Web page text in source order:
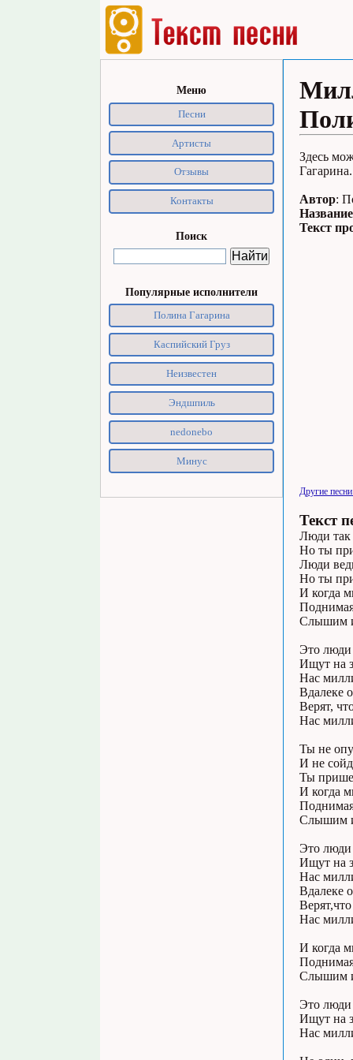
Меню
Песни
Артисты
Отзывы
Контакты
Поиск
Популярные исполнители
Полина Гагарина
Каспийский Груз
Неизвестен
Эндшпиль
nedonebo
Минус
Здесь
Автор:
Текст
Другие
Текст
Люди так
Но ты
Люди
Но ты
И когда
Поднимая
Слышим
Это люди
Ищут на
Нас
Вдалеке
Верят,
Нас
Ты не
И не
Ты
И когда
Поднимая
Слышим
Это люди
Ищут на
Нас
Вдалеке
Нас
И когда
Поднимая
Слышим
Это люди
Ищут на
Нас